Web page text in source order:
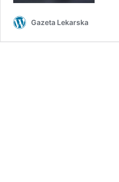
Gazeta Lekarska